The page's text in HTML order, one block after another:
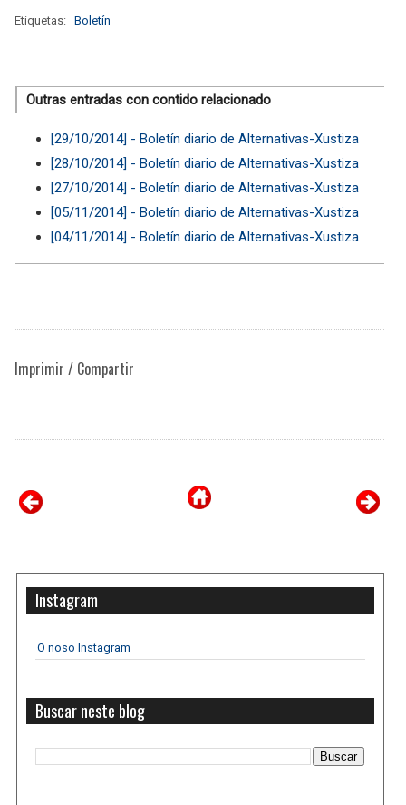
Etiquetas: Boletín
Outras entradas con contido relacionado
[29/10/2014] - Boletín diario de Alternativas-Xustiza
[28/10/2014] - Boletín diario de Alternativas-Xustiza
[27/10/2014] - Boletín diario de Alternativas-Xustiza
[05/11/2014] - Boletín diario de Alternativas-Xustiza
[04/11/2014] - Boletín diario de Alternativas-Xustiza
Imprimir / Compartir
Instagram
O noso Instagram
Buscar neste blog